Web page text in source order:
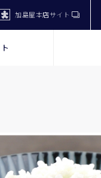
加島屋本店サイト